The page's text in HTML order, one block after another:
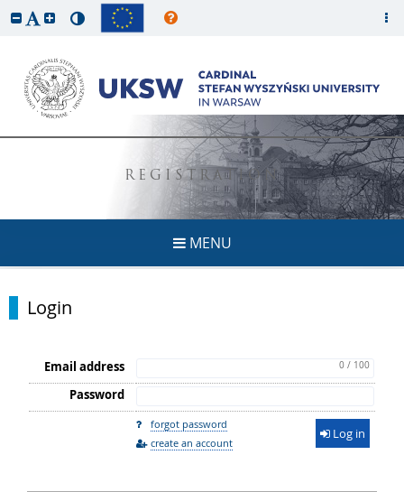
REGISTRATION
MENU
Login
Email address 0 / 100
Password
forgot password
create an account
Log in